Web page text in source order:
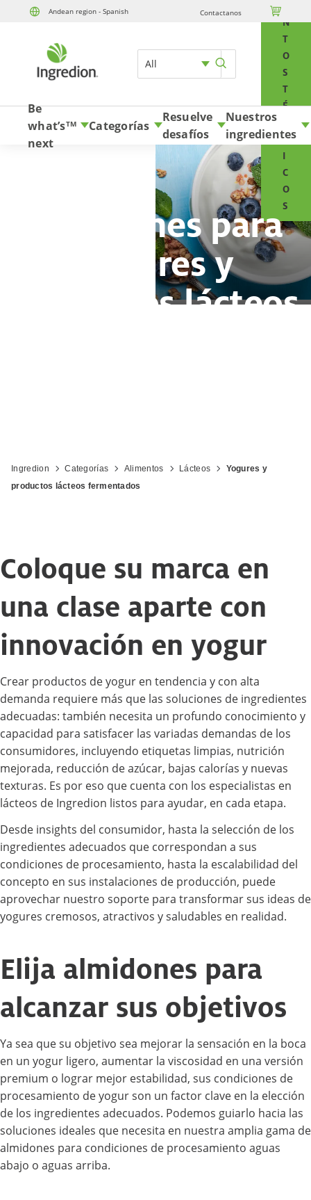
Andean region - Spanish Contactanos 
All
N
T
O
S
T
É
N
I
C
O
S
Be
what’s
next
TM Categorías
Resuelve
desafíos
Nuestros
ingredientes
Soluciones para
yogures y
productos lácteos
Ingredion Categorías Alimentos Lácteos
Yogures y
productos lácteos fermentados
Coloque su marca en
una clase aparte con
innovación en yogur
Crear productos de yogur en tendencia y con alta
demanda requiere más que las soluciones de ingredientes
adecuadas: también necesita un profundo conocimiento y
capacidad para satisfacer las variadas demandas de los
consumidores, incluyendo etiquetas limpias, nutrición
mejorada, reducción de azúcar, bajas calorías y nuevas
texturas. Es por eso que cuenta con los especialistas en
lácteos de Ingredion listos para ayudar, en cada etapa.
Desde insights del consumidor, hasta la selección de los
ingredientes adecuados que correspondan a sus
condiciones de procesamiento, hasta la escalabilidad del
concepto en sus instalaciones de producción, puede
aprovechar nuestro soporte para transformar sus ideas de
yogures cremosos, atractivos y saludables en realidad.
Elija almidones para
alcanzar sus objetivos
Ya sea que su objetivo sea mejorar la sensación en la boca
en un yogur ligero, aumentar la viscosidad en una versión
premium o lograr mejor estabilidad, sus condiciones de
procesamiento de yogur son un factor clave en la elección
de los ingredientes adecuados. Podemos guiarlo hacia las
soluciones ideales que necesita en nuestra amplia gama de
almidones para condiciones de procesamiento aguas
abajo o aguas arriba.